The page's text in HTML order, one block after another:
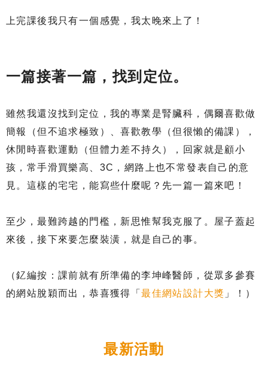
上完課後我只有一個感覺，我太晚來上了！
一篇接著一篇，找到定位。
雖然我還沒找到定位，我的專業是腎臟科，偶爾喜歡做
簡報（但不追求極致）、喜歡教學（但很懶的備課），
休閒時喜歡運動（但體力差不持久），回家就是顧小
孩，常手滑買樂高、3C，網路上也不常發表自己的意
見。這樣的宅宅，能寫些什麼呢？先一篇一篇來吧！
至少，最難跨越的門檻，新思惟幫我克服了。屋子蓋起
來後，接下來要怎麼裝潢，就是自己的事。
（釔編按：課前就有所準備的李坤峰醫師，從眾多參賽
的網站脫穎而出，恭喜獲得「最佳網站設計大獎 」！）
最新活動